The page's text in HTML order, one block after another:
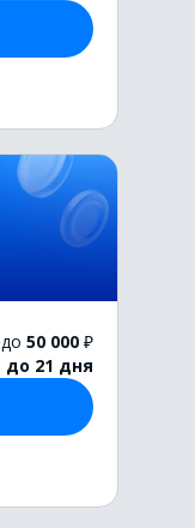
до 50 000 ₽
до 21 дня